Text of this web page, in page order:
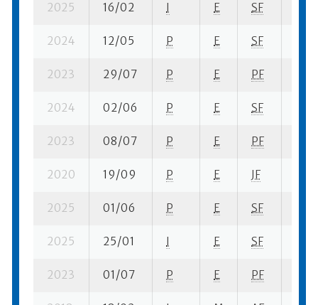
2025 16/02 I E SF
2024 12/05 P E SF
2023 29/07 P E PF
2024 02/06 P E SF
2023 08/07 P E PF
2020 19/09 P E JF
2025 01/06 P E SF
2025 25/01 I E SF
2023 01/07 P E PF